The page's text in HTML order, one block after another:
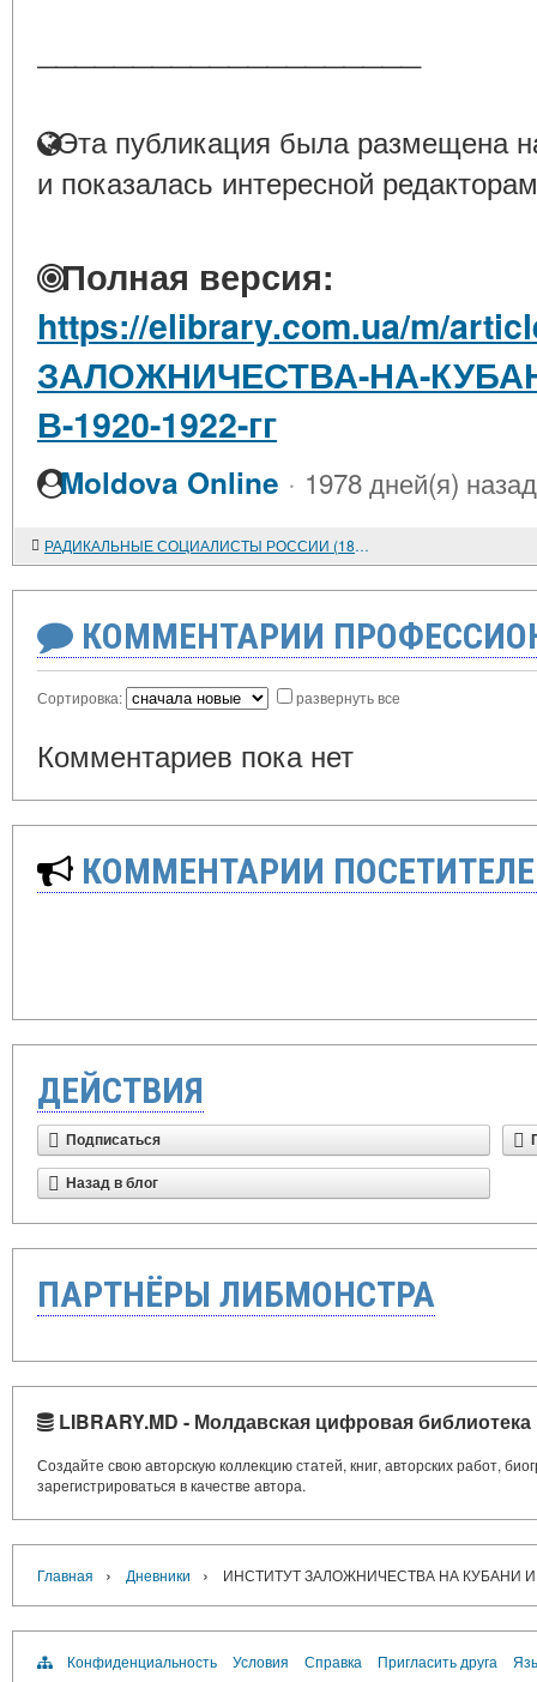
Эта публикация была размещена
и показалась интересной
Полная версия:
https://elibrary.com.ua/m/
ЗАЛОЖНИЧЕСТВА-НА-
В-1920-1922-гг
Moldova Online · 1978 дней(я) назад
РАДИКАЛЬНЫЕ СОЦИАЛИСТЫ РОССИИ (1860 - ПЕРВАЯ ПОЛОВИНА 1880-х гг.) О БУДУЩЕЙ ВЛАСТИ
КОММЕНТАРИИ
Сортировка: развернуть все
Комментариев пока нет
КОММЕНТАРИИ
ДЕЙСТВИЯ
Подписаться
Назад в блог
ПАРТНЁРЫ ЛИБМОНСТРА
LIBRARY.MD - Молдавская цифровая библиотека
Создайте свою авторскую коллекцию статей, книг, авторских работ,
зарегистрироваться в качестве автора.
Главная › Дневники › ИНСТИТУТ ЗАЛОЖНИЧЕСТВА НА КУБАНИ И
Конфиденциальность Условия Справка Пригласить друга